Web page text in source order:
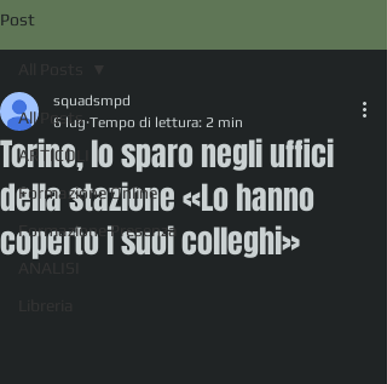
Post
All Posts
ARTICOLI
Formazione Online
Formazione Presenza
Torino, lo sparo negli uffici
della stazione «Lo hanno
coperto i suoi colleghi»
squadsmpd
6 lug Tempo di lettura: 2 min